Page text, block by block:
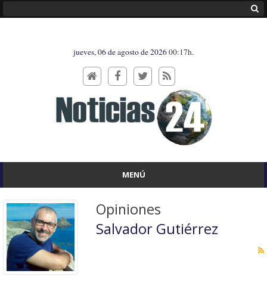
jueves, 06 de agosto de 202600:17h.
MENÚ
Opiniones
Salvador Gutiérrez